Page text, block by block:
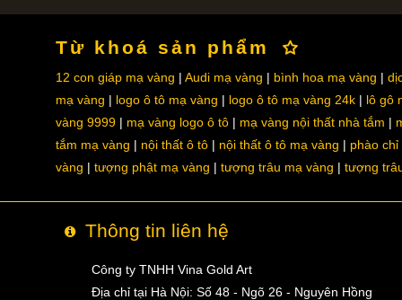
Từ khoá sản phẩm
12 con giáp mạ vàng Audi mạ vàng bình hoa mạ vàng
mạ vàng
logo ô tô mạ vàng logo ô tô mạ vàng 24k
lô gô
vàng 9999
mạ vàng logo ô tô mạ vàng nội thất nhà tắm
tắm mạ vàng
nội thất ô tô nội thất ô tô mạ vàng
phào chỉ
vàng
tượng phật mạ vàng tượng trâu mạ vàng tượng
Thông tin liên hệ
Công ty TNHH Vina Gold Art
Địa chỉ tại Hà Nội: Số 48 - Ngõ 26 - Nguyên Hồng